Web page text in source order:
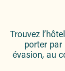
Trouvez
porter
évasion, au